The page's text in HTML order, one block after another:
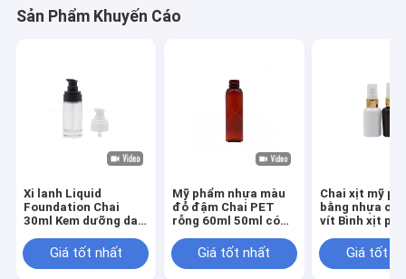
Sản Phẩm Khuyến Cáo
Xi lanh Liquid
Foundation Chai
30ml Kem dưỡng da
Giá tốt nhất
Mỹ phẩm nhựa màu
đỏ đậm Chai PET
rỗng 60ml 50ml có
Giá tốt nhất
Chai xịt mỹ
bằng nhựa có
vít Bình xịt
Giá tốt